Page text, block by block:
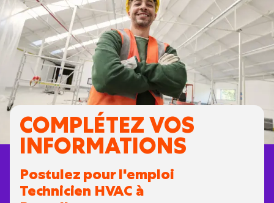
COMPLÉTEZ VOS
INFORMATIONS
Postulez pour l'emploi
Technicien HVAC à